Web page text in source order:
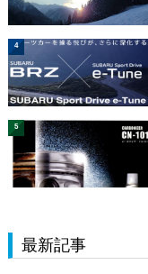
4
5
最新記事